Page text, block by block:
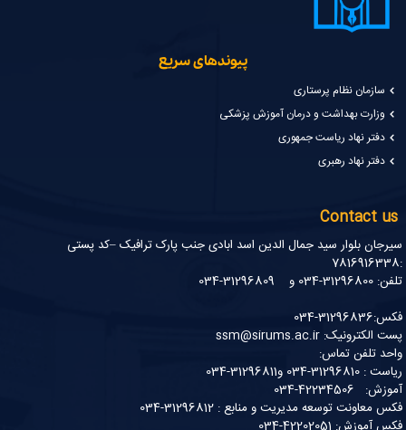
پیوندهای سریع
سازمان نظام پرستاری
وزارت بهداشت و درمان آموزش پزشکی
دفتر نهاد ریاست جمهوری
دفتر نهاد رهبری
Contact us
سیرجان بلوار سید جمال الدین اسد ابادی جنب پارک ترافیک –کد پستی
:7816916338
تلفن: 31296800-034 و 31296809-034
فکس:31296836-034
پست الکترونیک: ssm@sirums.ac.ir
واحد تلفن تماس:
ریاست : 31296810-034 و31296811-034
آموزش: 42234506-034
فکس معاونت توسعه مدیریت و منابع : 31296812-034